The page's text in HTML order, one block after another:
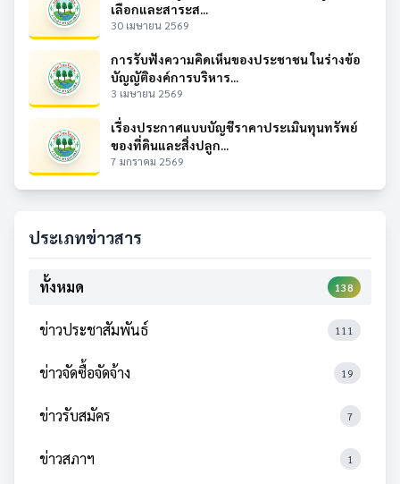
เลือกและสาระส...
30 เมษายน 2569
การรับฟังความคิดเห็นของประชาชน ในร่างข้อ
บัญญัติองค์การบริหาร...
3 เมษายน 2569
เรื่องประกาศแบบบัญชีราคาประเมินทุนทรัพย์
ของที่ดินและสิ่งปลูก...
7 มกราคม 2569
ประเภทข่าวสาร
ทั้งหมด 138
ข่าวประชาสัมพันธ์ 111
ข่าวจัดซื้อจัดจ้าง 19
ข่าวรับสมัคร 7
ข่าวสภาฯ 1